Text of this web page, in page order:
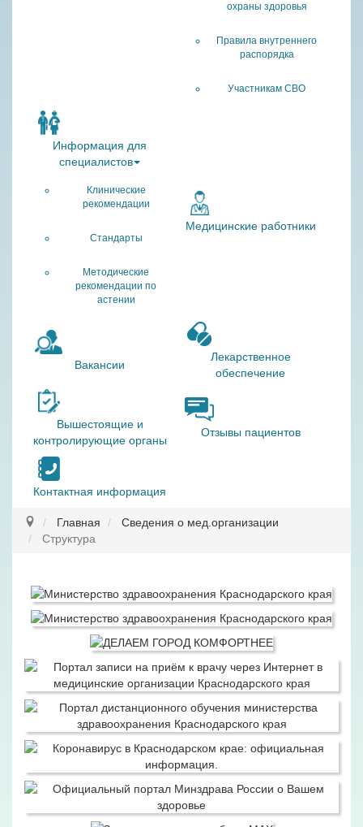
охраны здоровья
Правила внутреннего
распорядка
Участникам СВО
Информация для
специалистов
Клинические
рекомендации
Стандарты
Методические
рекомендации по
астении
Медицинские работники
Вакансии
Лекарственное
обеспечение
Вышестоящие и
контролирующие органы
Отзывы пациентов
Контактная информация
Главная
Сведения о мед.организации
Структура